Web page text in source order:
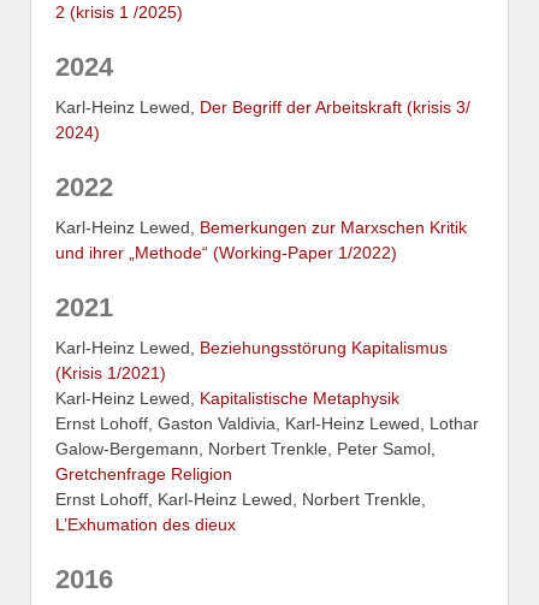
2 (krisis 1 /2025)
2024
Karl-Heinz Lewed, Der Begriff der Arbeitskraft (krisis 3/
2024)
2022
Karl-Heinz Lewed, Bemerkungen zur Marxschen Kritik
und ihrer „Methode“ (Working-Paper 1/2022)
2021
Karl-Heinz Lewed, Beziehungsstörung Kapitalismus
(Krisis 1/2021)
Karl-Heinz Lewed, Kapitalistische Metaphysik
Ernst Lohoff, Gaston Valdivia, Karl-Heinz Lewed, Lothar
Galow-Bergemann, Norbert Trenkle, Peter Samol,
Gretchenfrage Religion
Ernst Lohoff, Karl-Heinz Lewed, Norbert Trenkle,
L’Exhumation des dieux
2016